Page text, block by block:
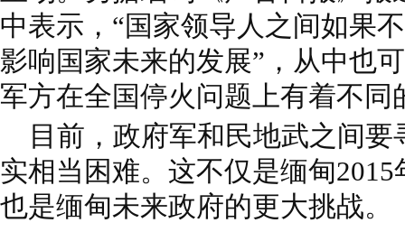
中表示，“国家领导人之间如果
影响国家未来的发展”，从中也
军方在全国停火问题上有着不同
目前，政府军和民地武之间要
实相当困难。这不仅是缅甸
也是缅甸未来政府的更大挑战。